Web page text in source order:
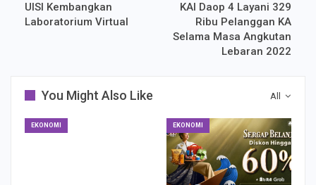
UISI Kembangkan
Laboratorium Virtual
KAI Daop 4 Layani 329
Ribu Pelanggan KA
Selama Masa Angkutan
Lebaran 2022
All
You Might Also Like
EKONOMI EKONOMI